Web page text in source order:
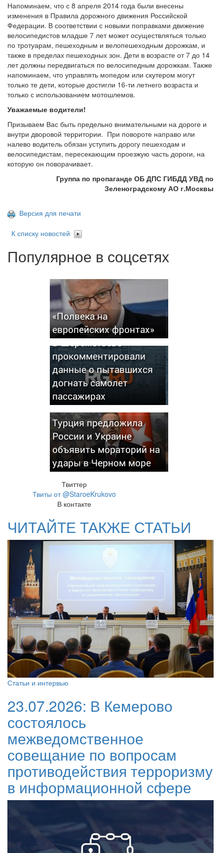
Напоминаем, что с 8 апреля 2014 года были внесены
изменения в Правила дорожного движения Российской
Федерации. В соответствии с новыми поправками движение
велосипедистов младше 7 лет может осуществляться только
по тротуарам, пешеходным и велопешеходным дорожкам, и
также в пределах пешеходных зон. Дети в возрасте от 7 до 14
лет должны передвигаться по велосипедным дорожкам. Также
напоминаем, что управлять мопедом или скутером могут
только те дети, которые достигли 16-ти летнего возраста и
только с использованием мотошлемов.
Уважаемые водители!
Призываем Вас быть предельно внимательными на дороге и
внутри дворовой территории. При повороте направо или
налево водитель обязан уступить дорогу пешеходам и
велосипедистам, пересекающим проезжую часть дороги, на
которую он поворачивает.
Группа по пропаганде ОБ ДПС ГИБДД УВД по
Зеленоградскому АО г.Москвы
Версия для печати
К списку новостей
Популярное в соцсетях
«Полвека на
европейских фронтах»
В Шереметьеве
прокомментировали
данные о пытавшихся
догнать самолет
пассажирах
Турция предложила
России и Украине
объявить мораторий на
удары в Черном море
Твиттер
Твиты от @StaroeKrukovo
В контакте
ЧИТАЙТЕ ТАКЖЕ СТАТЬИ
Статьи и интервью
23.07.2026: В Кемерово
состоялось
межведомственное
совещание по вопросам
противодействия терроризму
в информационной сфере